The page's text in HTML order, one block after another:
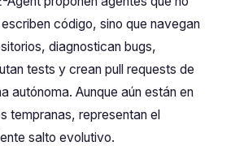
código, sino que navegan
diagnostican bugs,
tests y crean pull requests de
autónoma. Aunque aún están en
tempranas, representan el
salto evolutivo.